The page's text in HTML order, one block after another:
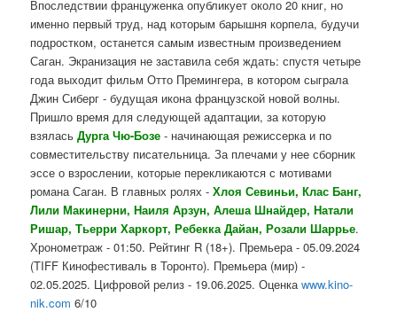
Впоследствии француженка опубликует около 20 книг, но
именно первый труд, над которым барышня корпела, будучи
подростком, останется самым известным произведением
Саган. Экранизация не заставила себя ждать: спустя четыре
года выходит фильм Отто Премингера, в котором сыграла
Джин Сиберг - будущая икона французской новой волны.
Пришло время для следующей адаптации, за которую
взяласьДурга Чю-Бозе - начинающая режиссерка и по
совместительству писательница. За плечами у нее сборник
эссе о взрослении, которые перекликаются с мотивами
романа Саган. В главных ролях -Хлоя Севиньи, Клас Банг,
Лили Макинерни, Наиля Арзун, Алеша Шнайдер, Натали
Ришар, Тьерри Харкорт, Ребекка Дайан, Розали Шаррье.
Хронометраж - 01:50. Рейтинг R (18+). Премьера - 05.09.2024
(TIFF Кинофестиваль в Торонто). Премьера (мир) -
02.05.2025. Цифровой релиз - 19.06.2025. Оценкаwww.kino-
nik.com 6/10